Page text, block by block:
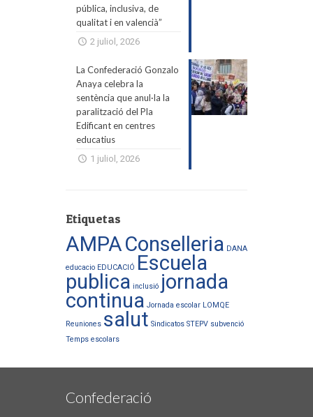
pública, inclusiva, de
qualitat i en valencià”
2 juliol, 2026
La Confederació Gonzalo
Anaya celebra la
sentència que anul·la la
paralització del Pla
Edificant en centres
educatius
1 juliol, 2026
Etiquetas
AMPAConselleria DANA
educacio EDUCACIÓ Escuela
publica inclusió jornada
continua Jornada escolar LOMQE
Reuniones salut Sindicatos STEPV subvenció
Temps escolars
Confederació